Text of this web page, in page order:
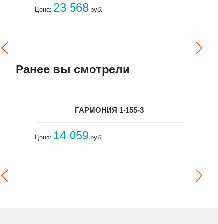
Цена: 23 568 руб.
Ранее вы смотрели
ГАРМОНИЯ 1-155-3
14 059руб.